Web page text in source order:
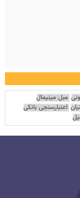
مبل مینیمال
اعتبارسنجی بانکی